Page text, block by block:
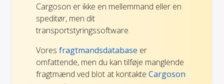
Cargoson er ikke en mellemmand eller en
speditør, men dit
transportstyringssoftware.
Vores fragtmandsdatabase er
omfattende, men du kan tilføje manglende
fragtmænd ved blot at kontakte Cargoson